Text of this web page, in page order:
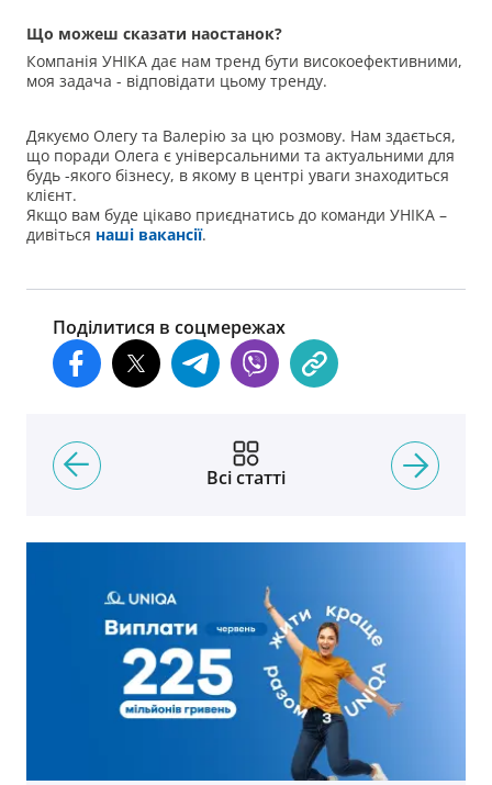
Що можеш сказати наостанок?
Компанія УНІКА дає нам тренд бути високоефективними,
моя задача - відповідати цьому тренду.
Дякуємо Олегу та Валерію за цю розмову. Нам здається,
що поради Олега є універсальними та актуальними для
будь -якого бізнесу, в якому в центрі уваги знаходиться
клієнт.
Якщо вам буде цікаво приєднатись до команди УНІКА –
дивіться наші вакансії.
Поділитися в соцмережах
Всі статті